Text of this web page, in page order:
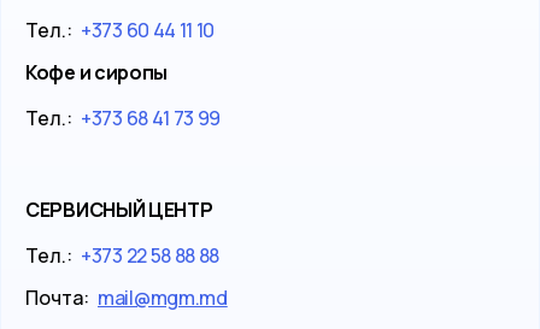
Тел.: +373 60 44 11 10
Кофе и сиропы
Тел.: +373 68 41 73 99
СЕРВИСНЫЙ ЦЕНТР
Тел.: +373 22 58 88 88
Почта: mail@mgm.md